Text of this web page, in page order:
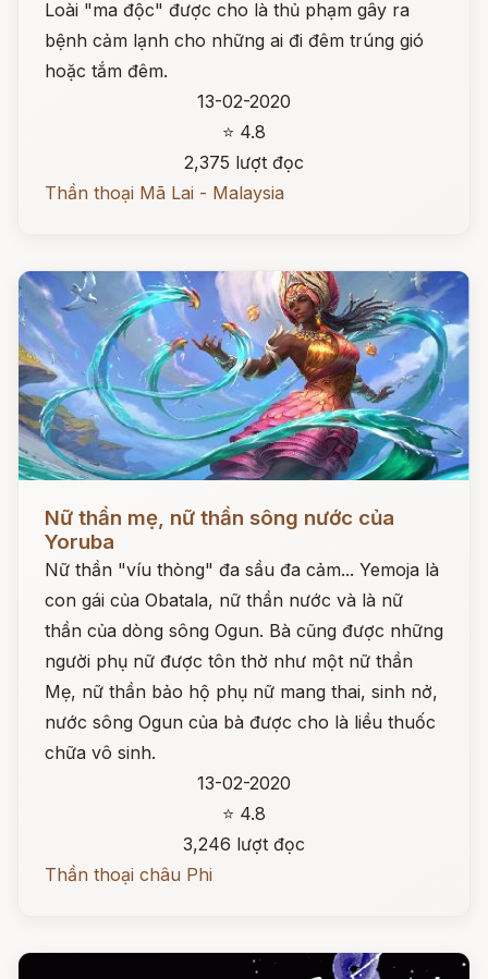
Loài "ma độc" được cho là thủ phạm gây ra
bệnh cảm lạnh cho những ai đi đêm trúng gió
hoặc tắm đêm.
13-02-2020
⭐ 4.8
2,375 lượt đọc
Thần thoại Mã Lai - Malaysia
Nữ thần mẹ, nữ thần sông nước của
Yoruba
Nữ thần "víu thòng" đa sầu đa cảm... Yemoja là
con gái của Obatala, nữ thần nước và là nữ
thần của dòng sông Ogun. Bà cũng được những
người phụ nữ được tôn thờ như một nữ thần
Mẹ, nữ thần bảo hộ phụ nữ mang thai, sinh nở,
nước sông Ogun của bà được cho là liều thuốc
chữa vô sinh.
13-02-2020
⭐ 4.8
3,246 lượt đọc
Thần thoại châu Phi